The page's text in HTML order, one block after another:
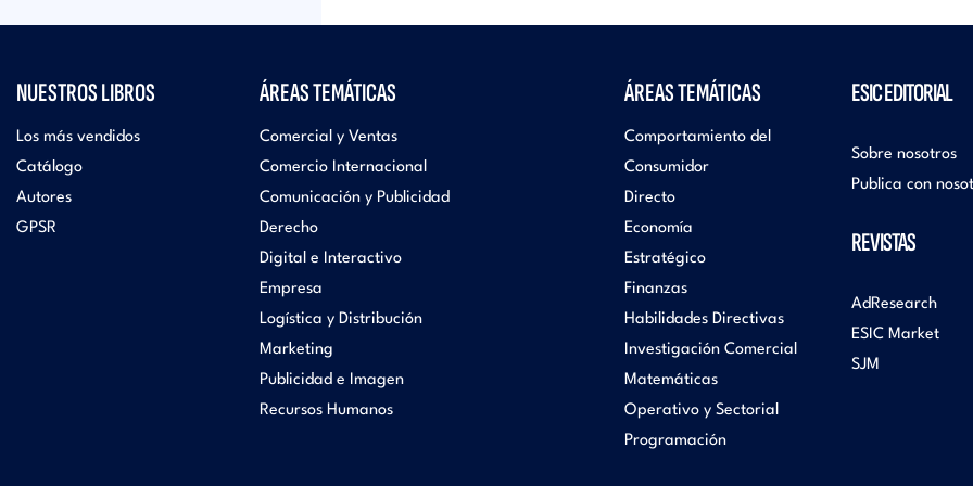
NUESTROS LIBROS
Los más vendidos
Catálogo
Autores
GPSR
ÁREAS TEMÁTICAS
Comercial y Ventas
Comercio Internacional
Comunicación y Publicidad
Derecho
Digital e Interactivo
Empresa
Logística y Distribución
Marketing
Publicidad e Imagen
Recursos Humanos
ÁREAS TEMÁTICAS
Comportamiento del
Consumidor
Directo
Economía
Estratégico
Finanzas
Habilidades Directivas
Investigación Comercial
Matemáticas
Operativo y Sectorial
Programación
ESIC EDITORIAL
Sobre nosotros
Publica con
REVISTAS
AdResearch
ESIC Market
SJM